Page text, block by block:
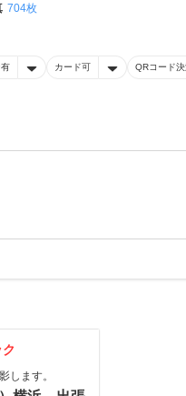
704枚
カード可 QRコード
します。